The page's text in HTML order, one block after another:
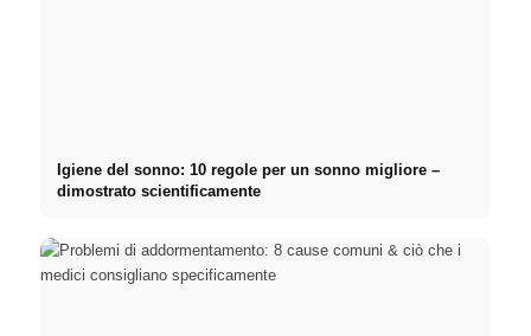
Igiene del sonno: 10 regole per un sonno migliore –
dimostrato scientificamente